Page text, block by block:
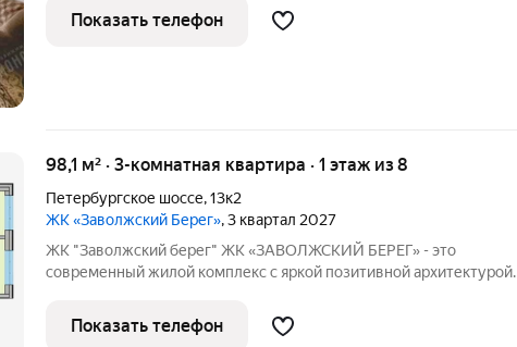
комната 16,4 кв.м. Две смежные комнаты, которые легко
переделать в
Показать телефон
98,1 м² · 3-комнатная квартира · 1 этаж из 8
Петербургское шоссе,13к2
ЖК «Заволжский Берег», 3 квартал 2027
ЖК "Заволжский берег" ЖК «ЗАВОЛЖСКИЙ БЕРЕГ» - это
современный жилой комплекс с яркой позитивной архитектурой.
пятнадцати 8-этажных секций, которые образуют три
полузамкнутых двора с раскрытием
Показать телефон